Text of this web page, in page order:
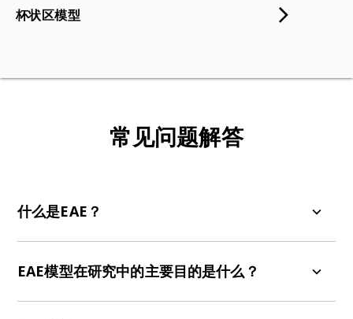
杯状区模型
常见问题解答
什么是EAE？
性疾病的动物模型，其特征为中枢神经系统出现炎
动。
EAE模型在研究中的主要目的是什么？